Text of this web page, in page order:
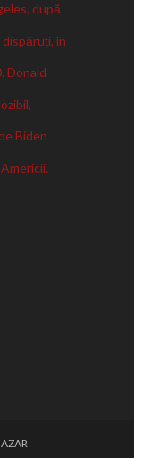
după
în
Donald
Biden